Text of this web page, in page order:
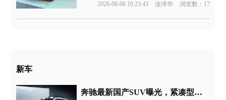
2026-08-06 10:23:43 连泽华 浏览数：17
新车
奔驰最新国产SUV曝光，紧凑型越野风格SUV GLB预告图发布